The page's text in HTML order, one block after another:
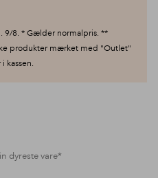
9/8. * Gælder normalpris. **
produkter mærket med "Outlet"
kassen.
dyreste vare*